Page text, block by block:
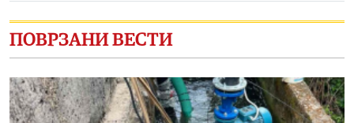
ПОВРЗАНИ ВЕСТИ